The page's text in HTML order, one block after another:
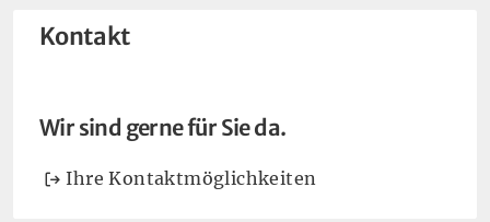
Kontakt
Wir sind gerne für Sie da.
Ihre Kontaktmöglichkeiten